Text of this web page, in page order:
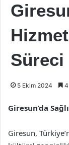
Süreci
5 Ekim 2024
Giresun’da
Giresun,